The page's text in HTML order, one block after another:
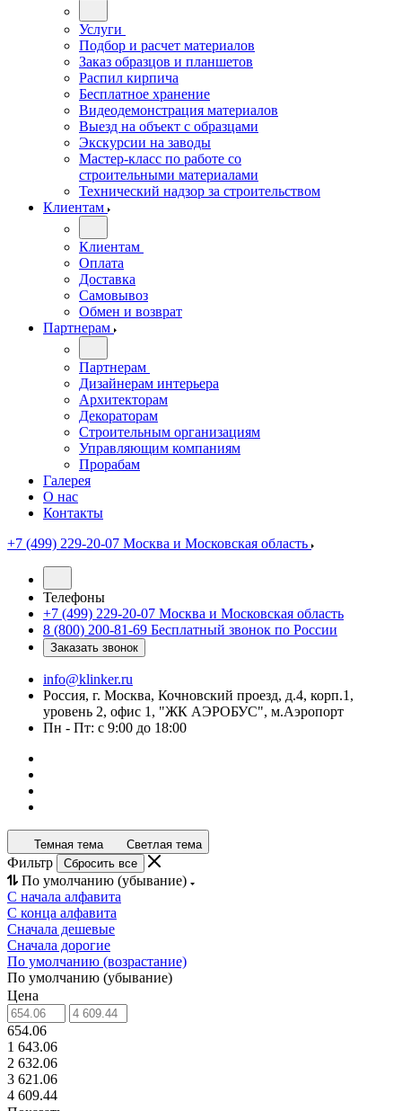
Услуги
Подбор и расчет материалов
Заказ образцов и планшетов
Распил кирпича
Бесплатное хранение
Видеодемонстрация материалов
Выезд на объект с образцами
Экскурсии на заводы
Мастер-класс по работе со
строительными материалами
Технический надзор за строительством
Клиентам
Клиентам
Оплата
Доставка
Самовывоз
Обмен и возврат
Партнерам
Партнерам
Дизайнерам интерьера
Архитекторам
Декораторам
Строительным организациям
Управляющим компаниям
Прорабам
Галерея
О нас
Контакты
+7 (499) 229-20-07 Москва и Московская область
Телефоны
+7 (499) 229-20-07 Москва и Московская область
8 (800) 200-81-69 Бесплатный звонок по России
Заказать звонок
info@klinker.ru
Россия, г. Москва, Кочновский проезд, д.4, корп.1,
уровень 2, офис 1, "ЖК АЭРОБУС", м.Аэропорт
Пн - Пт: с 9:00 до 18:00
Темная тема Светлая тема
Фильтр Сбросить все
По умолчанию (убывание)
С начала алфавита
С конца алфавита
Сначала дешевые
Сначала дорогие
По умолчанию (возрастание)
По умолчанию (убывание)
Цена
654.06
1 643.06
2 632.06
3 621.06
4 609.44